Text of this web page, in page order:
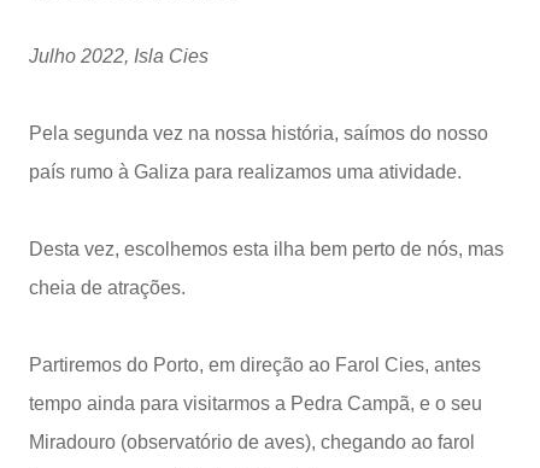
Julho 2022, Isla Cies
Pela segunda vez na nossa história, saímos do nosso
país rumo à Galiza para realizamos uma atividade.
Desta vez, escolhemos esta ilha bem perto de nós, mas
cheia de atrações.
Partiremos do Porto, em direção ao Farol Cies, antes
tempo ainda para visitarmos a Pedra Campã, e o seu
Miradouro (observatório de aves), chegando ao farol